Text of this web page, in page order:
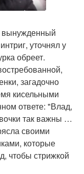
вынужденный
уточнял у
обреет.
загадочно
кисельными
ответе: "Влад,
так важны …
своими
которые
чтобы стрижкой